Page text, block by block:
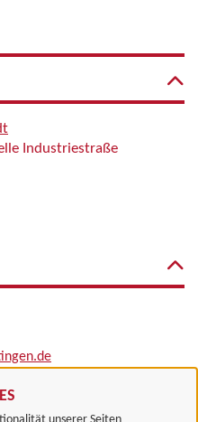
Industriestraße